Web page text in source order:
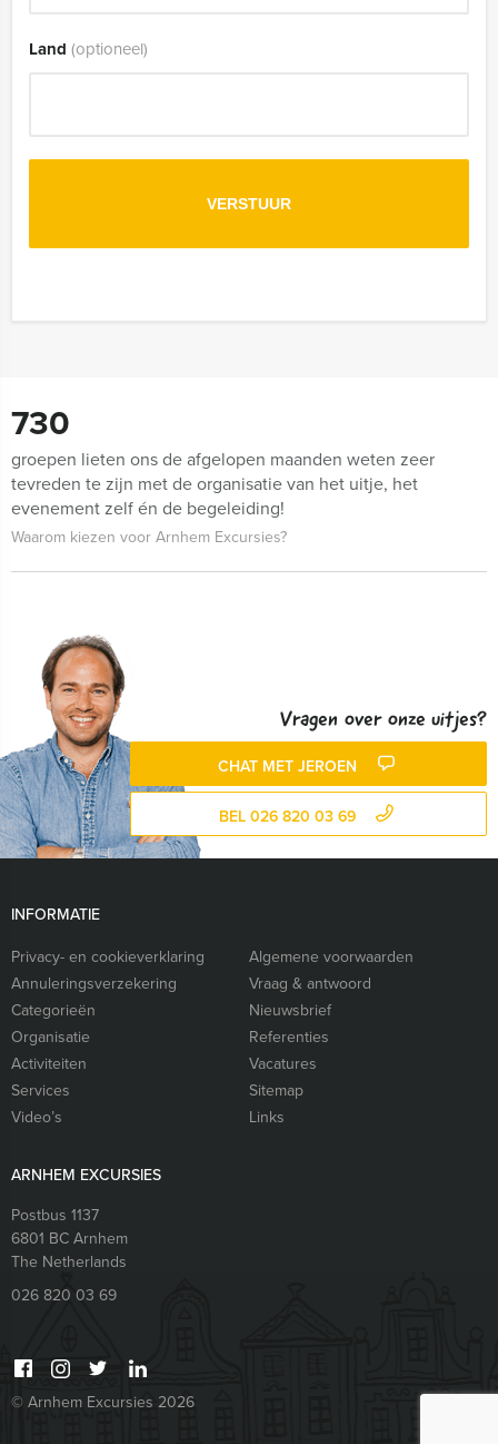
Land (optioneel)
730
groepen lieten ons de afgelopen maanden weten zeer
tevreden te zijn met de organisatie van het uitje, het
evenement zelf én de begeleiding!
Waarom kiezen voor Arnhem Excursies?
Vragen over onze uitjes?
CHAT MET JEROEN
BEL 026 820 03 69
INFORMATIE
Privacy- en cookieverklaring
Algemene voorwaarden
Annuleringsverzekering
Vraag & antwoord
Categorieën
Nieuwsbrief
Organisatie
Referenties
Activiteiten
Vacatures
Services
Sitemap
Video’s
Links
ARNHEM EXCURSIES
Postbus 1137
6801 BC Arnhem
The Netherlands
026 820 03 69
© Arnhem Excursies 2026